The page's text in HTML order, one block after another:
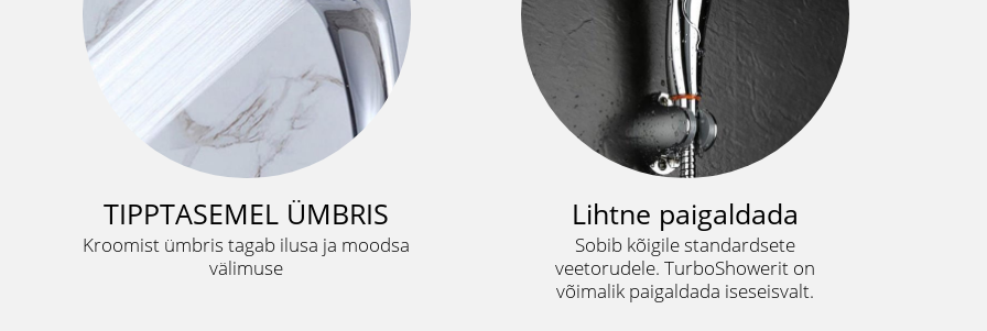
TIPPTASEMEL ÜMBRIS
Kroomist ümbris tagab ilusa ja moodsa
välimuse
Lihtne paigaldada
Sobib kõigile standardsete
veetorudele. TurboShowerit on
võimalik paigaldada iseseisvalt.